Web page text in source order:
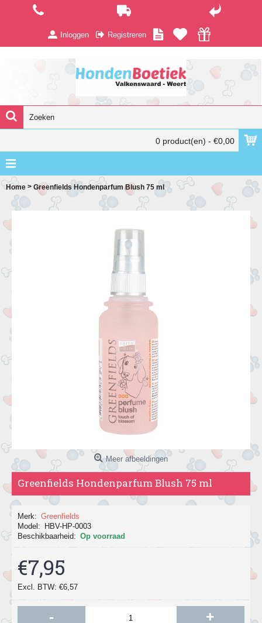
Inloggen Registreren
0 product(en) - €0,00
Home > Greenfields Hondenparfum Blush 75 ml
Meer afbeeldingen
Greenfields Hondenparfum Blush 75 ml
Merk: Greenfields
Model:
HBV-HP-0003
Beschikbaarheid: Op voorraad
€7,95
Excl. BTW: €6,57
- +